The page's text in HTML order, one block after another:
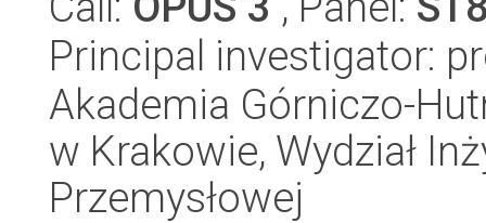
Principal investigator:
Akademia Górniczo-
w Krakowie, Wydział
Przemysłowej